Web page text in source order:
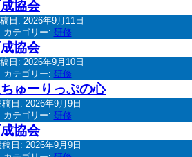
協会
日: 2026年9月11日
カテゴリー: 研修
協会
日: 2026年9月10日
カテゴリー: 研修
ゅーりっぷの心
稿日: 2026年9月9日
カテゴリー: 研修
協会
稿日: 2026年9月9日